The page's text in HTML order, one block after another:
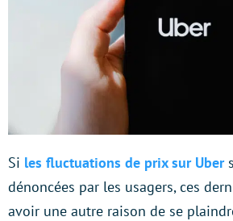
Si les fluctuations de prix sur Uber
dénoncées par les usagers, ces
avoir une autre raison de se